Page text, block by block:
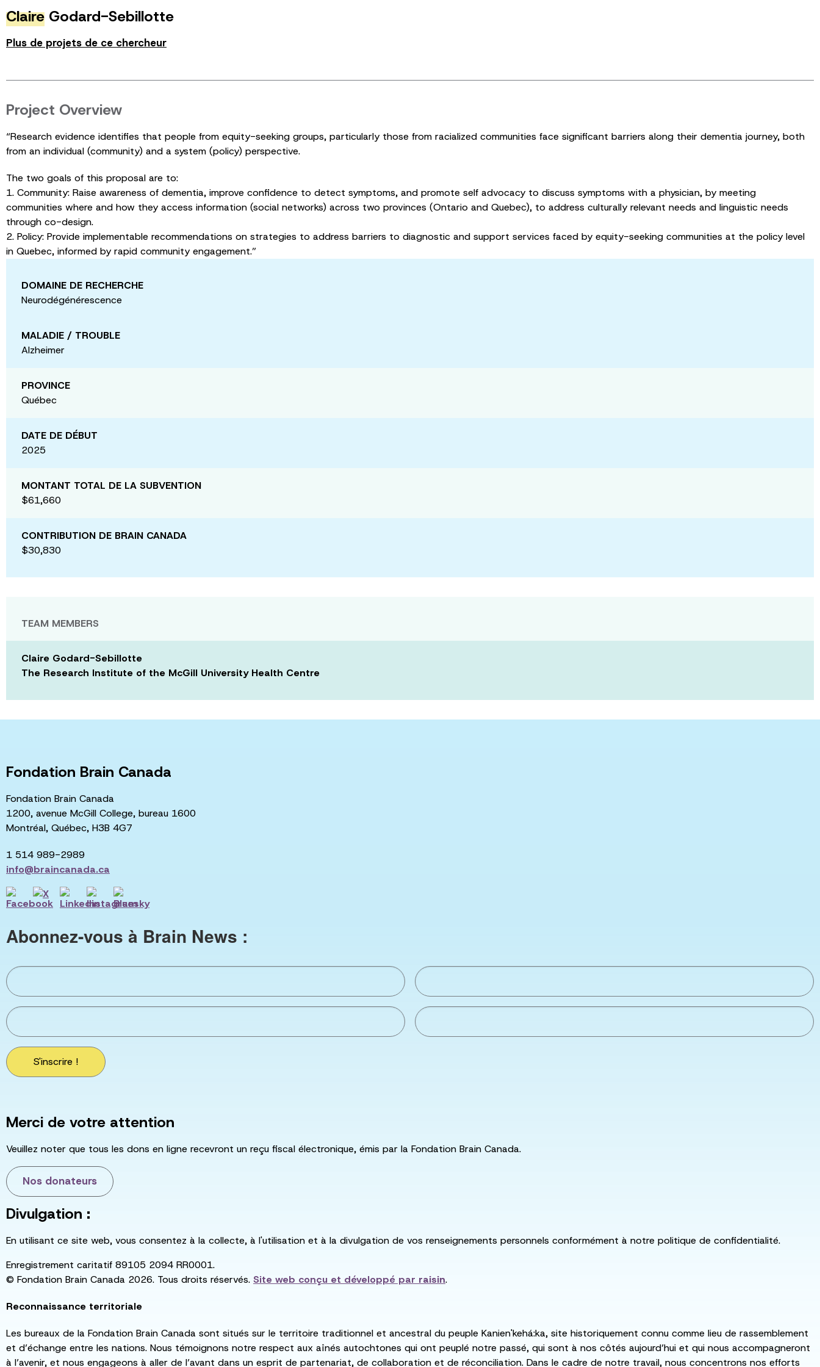
Claire Godard-Sebillotte
Plus de projets de ce chercheur
Project Overview
“Research evidence identifies that people from equity-seeking groups, particularly those from racialized communities face significant barriers along their dementia journey, both
from an individual (community) and a system (policy) perspective.
The two goals of this proposal are to:
1. Community: Raise awareness of dementia, improve confidence to detect symptoms, and promote self advocacy to discuss symptoms with a physician, by meeting
communities where and how they access information (social networks) across two provinces (Ontario and Quebec), to address culturally relevant needs and linguistic needs
through co-design.
2. Policy: Provide implementable recommendations on strategies to address barriers to diagnostic and support services faced by equity-seeking communities at the policy level
in Quebec, informed by rapid community engagement.”
DOMAINE DE RECHERCHE
Neurodégénérescence
MALADIE / TROUBLE
Alzheimer
PROVINCE
Québec
DATE DE DÉBUT
2025
MONTANT TOTAL DE LA SUBVENTION
$61,660
CONTRIBUTION DE BRAIN CANADA
$30,830
TEAM MEMBERS
Claire Godard-Sebillotte
The Research Institute of the McGill University Health Centre
Fondation Brain Canada
Fondation Brain Canada
1200, avenue McGill College, bureau 1600
Montréal, Québec, H3B 4G7
1 514 989-2989
info@braincanada.ca
Abonnez-vous à Brain News :
S'inscrire !
Merci de votre attention
Veuillez noter que tous les dons en ligne recevront un reçu fiscal électronique, émis par la Fondation Brain Canada.
Nos donateurs
Divulgation :
En utilisant ce site web, vous consentez à la collecte, à l'utilisation et à la divulgation de vos renseignements personnels conformément à notre politique de confidentialité.
Enregistrement caritatif 89105 2094 RR0001.
© Fondation Brain Canada 2026. Tous droits réservés. Site web conçu et développé par raisin.
Reconnaissance territoriale
Les bureaux de la Fondation Brain Canada sont situés sur le territoire traditionnel et ancestral du peuple Kanien'kehá:ka, site historiquement connu comme lieu de rassemblement
et d’échange entre les nations. Nous témoignons notre respect aux aînés autochtones qui ont peuplé notre passé, qui sont à nos côtés aujourd’hui et qui nous accompagneront
à l’avenir, et nous engageons à aller de l’avant dans un esprit de partenariat, de collaboration et de réconciliation. Dans le cadre de notre travail, nous concentrons nos efforts